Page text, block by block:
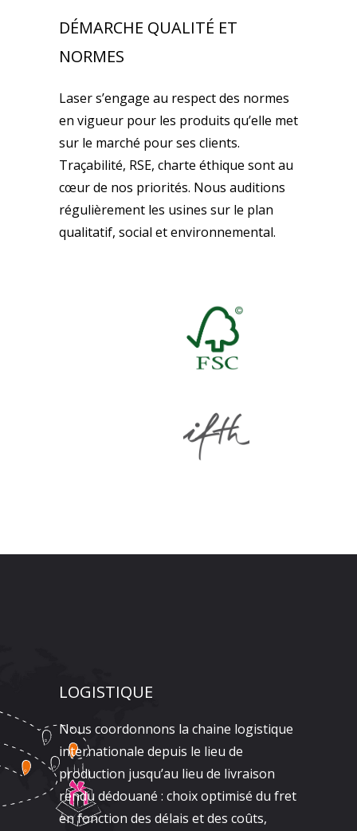
DÉMARCHE QUALITÉ ET
NORMES
Laser s’engage au respect des normes
en vigueur pour les produits qu’elle met
sur le marché pour ses clients.
Traçabilité, RSE, charte éthique sont au
cœur de nos priorités. Nous auditions
régulièrement les usines sur le plan
qualitatif, social et environnemental.
LOGISTIQUE
Nous coordonnons la chaine logistique
internationale depuis le lieu de
production jusqu’au lieu de livraison
rendu dédouané : choix optimisé du fret
en fonction des délais et des coûts,